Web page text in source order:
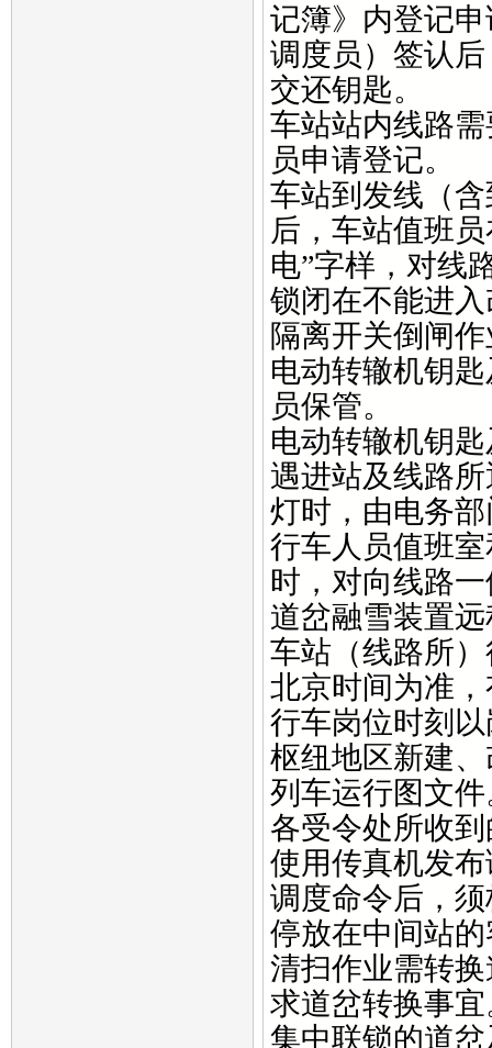
记簿》内登记
调度员）签认
交还钥匙。
车站站内线路
员申请登记。
车站到发线（
后，车站值班
电”字样，对线
锁闭在不能进
隔离开关倒闸
电动转辙机钥
员保管。
电动转辙机钥
遇进站及线路
灯时，由电务
行车人员值班
时，对向线路
道岔融雪装置
车站（线路所
北京时间为准
行车岗位时刻
枢纽地区新建
列车运行图文件
各受令处所收
使用传真机发
调度命令后，
停放在中间站
清扫作业需转
求道岔转换事宜
集中联锁的道